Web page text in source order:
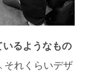
るようなもの
それくらいデザ